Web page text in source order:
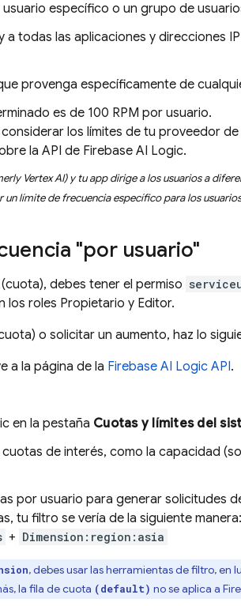
específico o un grupo de
a todas las aplicaciones y direcciones
provenga específicamente de
es de 100 RPM por usuario.
los límites de tu proveedor de
la API de Firebase AI Logic.
Vertex AI)y tu app dirige a los usuarios a
un límite de frecuencia específico para los
"por usuario"
debes tener el permiso
los roles Propietario y Editor.
o solicitar un aumento, haz lo
a la página de la Firebase AI Logic API.
en la pestaña Cuotas y límites del
de interés, como la capacidad
por usuario para generar solicitudes
tu filtro se vería de la siguiente
+ Dimension:region:asia
, debes usar las herramientas de filtro, en
la fila de cuota (default) no se aplica a